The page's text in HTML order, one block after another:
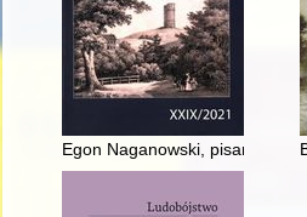
Egon Naganowski, pisarz,